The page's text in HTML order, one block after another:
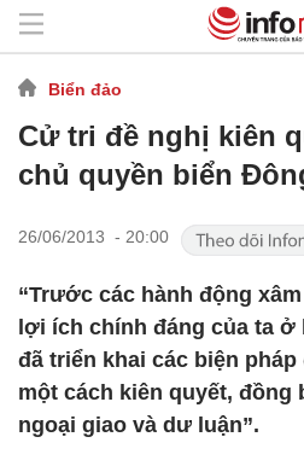
Biển đảo
Cử tri đề nghị kiên
chủ quyền biển
26/06/2013 - 20:00
“Trước các hành động
lợi ích chính đáng của ta
đã triển khai các biện
một cách kiên quyết, đồng
ngoại giao và dư luận”.